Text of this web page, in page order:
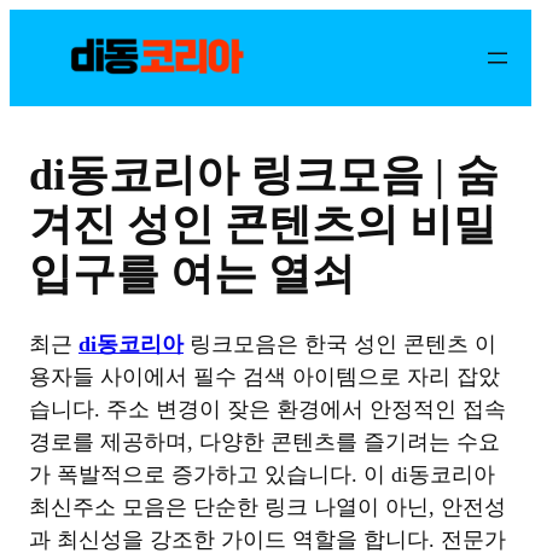
di동코리아 링크모음 | 숨
겨진 성인 콘텐츠의 비밀
입구를 여는 열쇠
최근 di동코리아링크모음은 한국 성인 콘텐츠 이
용자들 사이에서 필수 검색 아이템으로 자리 잡았
습니다. 주소 변경이 잦은 환경에서 안정적인 접속
경로를 제공하며, 다양한 콘텐츠를 즐기려는 수요
가 폭발적으로 증가하고 있습니다. 이 di동코리아
최신주소 모음은 단순한 링크 나열이 아닌, 안전성
과 최신성을 강조한 가이드 역할을 합니다. 전문가